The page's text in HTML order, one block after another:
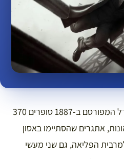
מאז תחילת בנייתו של המגדל המפורסם ב-1887 סופרים 370
אתגרים שהסתיימו באסון
הפליאה, גם שני מעשי